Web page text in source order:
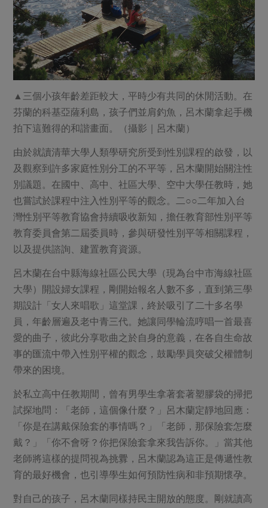
▲三個小孩年齡差距較大，平時少有共同的休閒活動。在
芬蘭的科基亞薩利島，孩子們並肩釣魚，呂木蘭拿起手機
拍下這難得的和諧畫面。（攝影｜呂木蘭）
由於就讀清華大學人類學研究所受到性別課程的啟發，以
及觀察到許多家庭性別分工的不平等，呂木蘭開始關注性
別議題。在國中、高中、社區大學、空中大學任教時，她
也嘗試於課程中注入性別平等的觀念。二○○二年加入台
灣性別平等教育協會持續吸收新知，擔任教育部性別平等
教育委員會第二屆委員時，參與研發性別平等相關課程，
以及提供諮詢、建置教育資源。
呂木蘭在台中縣海線社區公民大學（現為台中市海線社區
大學）開設婦女課程，剛開始報名人數不多，直到第三學
期設計「女人來唱歌」這堂課，終於吸引了二十多名學
員，年齡層遍及老中青三代。她讓同學輪流哼唱一首最喜
愛的曲子，彼此分享歌曲之於自身的意義，在各自生命故
事的匯流中帶入性別平權的觀念，鼓勵學員突破父權體制
帶來的困境。
於私立高中任教期間，曾有男學生拿著套著塑膠袋的掃把
試探地問：「老師，這個像什麼？」呂木蘭定靜地回應：
「你是在講戴保險套的事情嗎？」「老師，那保險套怎麼
戴？」「你不會呀？你把保險套拿來我告訴你。」當其他
老師將這樣的提問視為挑釁，呂木蘭認為這正是傳遞性教
育的最好機會，也引導學生如何預防性病和非預期懷孕。
對自己的孩子，呂木蘭同樣持民主開放的態度。剛就讀高